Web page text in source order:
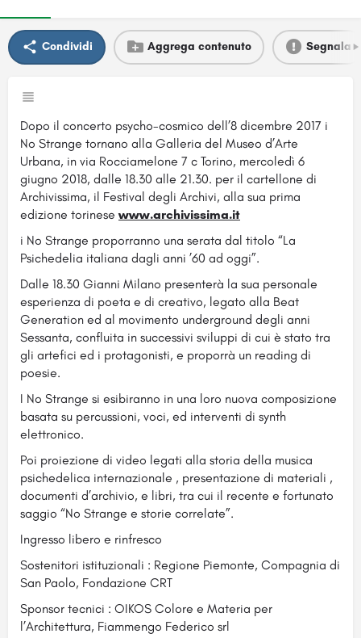
Condividi Aggrega contenuto Segnala
Dopo il concerto psycho-cosmico dell’8 dicembre 2017 i
No Strange tornano alla Galleria del Museo d’Arte
Urbana, in via Rocciamelone 7 c Torino, mercoledì 6
giugno 2018, dalle 18.30 alle 21.30. per il cartellone di
Archivissima, il Festival degli Archivi, alla sua prima
edizione torinesewww.archivissima.it
i No Strange proporranno una serata dal titolo “La
Psichedelia italiana dagli anni ’60 ad oggi”.
Dalle 18.30 Gianni Milano presenterà la sua personale
esperienza di poeta e di creativo, legato alla Beat
Generation ed al movimento underground degli anni
Sessanta, confluita in successivi sviluppi di cui è stato tra
gli artefici ed i protagonisti, e proporrà un reading di
poesie.
I No Strange si esibiranno in una loro nuova composizione
basata su percussioni, voci, ed interventi di synth
elettronico.
Poi proiezione di video legati alla storia della musica
psichedelica internazionale , presentazione di materiali ,
documenti d’archivio, e libri, tra cui il recente e fortunato
saggio “No Strange e storie correlate”.
Ingresso libero e rinfresco
Sostenitori istituzionali : Regione Piemonte, Compagnia di
San Paolo, Fondazione CRT
Sponsor tecnici : OIKOS Colore e Materia per
l’Architettura, Fiammengo Federico srl